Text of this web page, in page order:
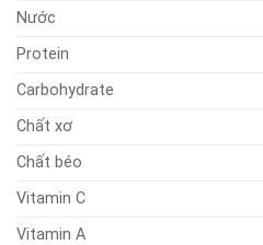
Nước
Protein
Carbohydrate
Chất xơ
Chất béo
Vitamin C
Vitamin A